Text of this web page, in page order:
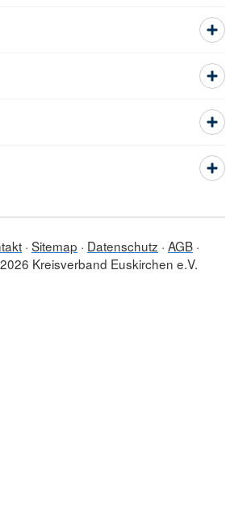
Sitemap Datenschutz AGB
Kreisverband Euskirchen e.V.